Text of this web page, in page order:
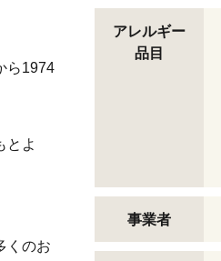
ら1974
とよ
くのお
アレルギー
品目
事業者